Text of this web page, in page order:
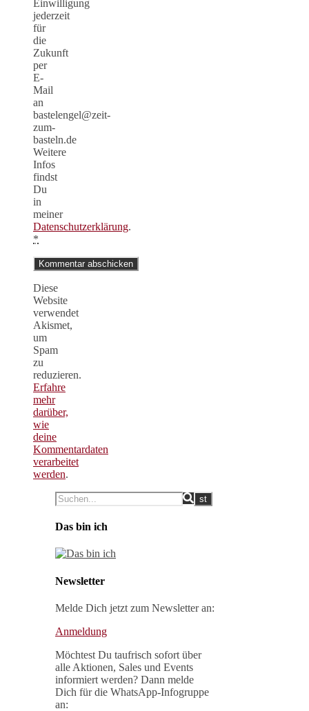
Einwilligung
jederzeit
für
die
Zukunft
per
E-
Mail
an
bastelengel@zeit-
zum-
basteln.de
Weitere
Infos
findst
Du
in
meiner
Datenschutzerklärung.
*
Diese
Website
verwendet
Akismet,
um
Spam
zu
reduzieren.
Erfahre
mehr
darüber,
wie
deine
Kommentardaten
verarbeitet
werden.
Das bin ich
Newsletter
Melde Dich jetzt zum Newsletter an:
Anmeldung
Möchtest Du taufrisch sofort über
alle Aktionen, Sales und Events
informiert werden? Dann melde
Dich für die WhatsApp-Infogruppe
an: